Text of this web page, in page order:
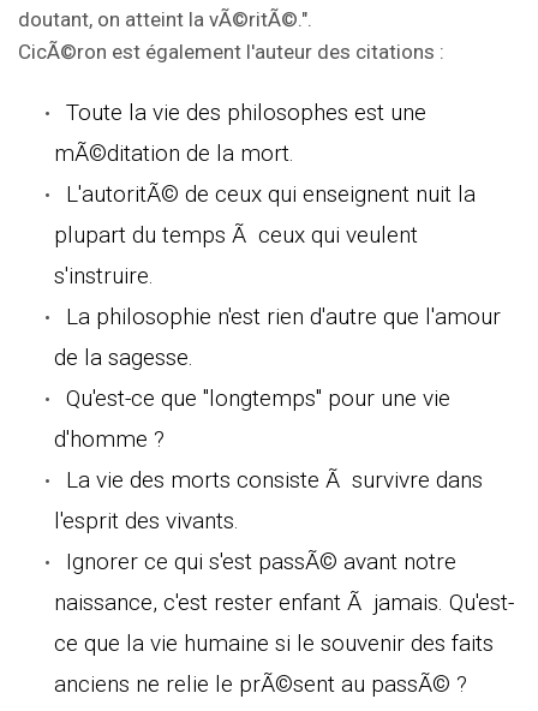
doutant, on atteint la vÃ©ritÃ©.".
CicÃ©ron est également l'auteur des citations :
Toute la vie des philosophes est une
mÃ©ditation de la mort.
L'autoritÃ© de ceux qui enseignent nuit la
plupart du temps Ã ceux qui veulent
s'instruire.
La philosophie n'est rien d'autre que l'amour
de la sagesse.
Qu'est-ce que "longtemps" pour une vie
d'homme ?
La vie des morts consiste Ã survivre dans
l'esprit des vivants.
Ignorer ce qui s'est passÃ© avant notre
naissance, c'est rester enfant Ã jamais. Qu'est-
ce que la vie humaine si le souvenir des faits
anciens ne relie le prÃ©sent au passÃ© ?